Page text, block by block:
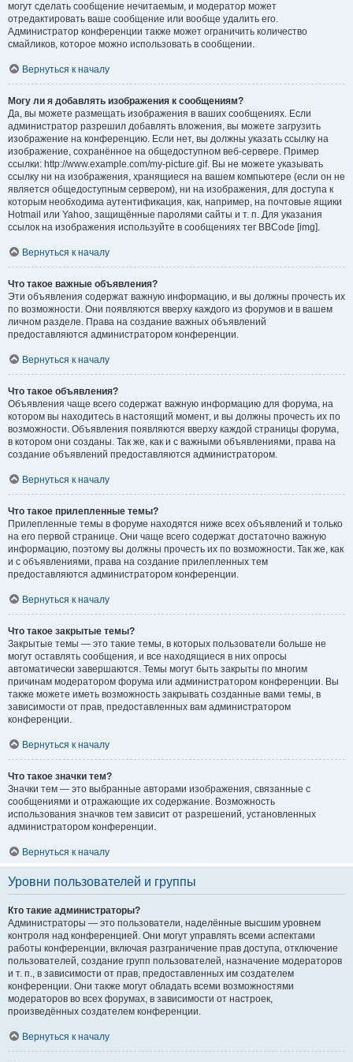
могут сделать сообщение нечитаемым, и модератор может
отредактировать ваше сообщение или вообще удалить его.
Администратор конференции также может ограничить количество
смайликов, которое можно использовать в сообщении.
Вернуться к началу
Могу ли я добавлять изображения к сообщениям?
Да, вы можете размещать изображения в ваших сообщениях. Если
администратор разрешил добавлять вложения, вы можете загрузить
изображение на конференцию. Если нет, вы должны указать ссылку на
изображение, сохранённое на общедоступном веб-сервере. Пример
ссылки: http://www.example.com/my-picture.gif. Вы не можете указывать
ссылку ни на изображения, хранящиеся на вашем компьютере (если он не
является общедоступным сервером), ни на изображения, для доступа к
которым необходима аутентификация, как, например, на почтовые ящики
Hotmail или Yahoo, защищённые паролями сайты и т. п. Для указания
ссылок на изображения используйте в сообщениях тег BBCode [img].
Вернуться к началу
Что такое важные объявления?
Эти объявления содержат важную информацию, и вы должны прочесть их
по возможности. Они появляются вверху каждого из форумов и в вашем
личном разделе. Права на создание важных объявлений
предоставляются администратором конференции.
Вернуться к началу
Что такое объявления?
Объявления чаще всего содержат важную информацию для форума, на
котором вы находитесь в настоящий момент, и вы должны прочесть их по
возможности. Объявления появляются вверху каждой страницы форума,
в котором они созданы. Так же, как и с важными объявлениями, права на
создание объявлений предоставляются администратором.
Вернуться к началу
Что такое прилепленные темы?
Прилепленные темы в форуме находятся ниже всех объявлений и только
на его первой странице. Они чаще всего содержат достаточно важную
информацию, поэтому вы должны прочесть их по возможности. Так же, как
и с объявлениями, права на создание прилепленных тем
предоставляются администратором конференции.
Вернуться к началу
Что такое закрытые темы?
Закрытые темы — это такие темы, в которых пользователи больше не
могут оставлять сообщения, и все находящиеся в них опросы
автоматически завершаются. Темы могут быть закрыты по многим
причинам модератором форума или администратором конференции. Вы
также можете иметь возможность закрывать созданные вами темы, в
зависимости от прав, предоставленных вам администратором
конференции.
Вернуться к началу
Что такое значки тем?
Значки тем — это выбранные авторами изображения, связанные с
сообщениями и отражающие их содержание. Возможность
использования значков тем зависит от разрешений, установленных
администратором конференции.
Вернуться к началу
Уровни пользователей и группы
Кто такие администраторы?
Администраторы — это пользователи, наделённые высшим уровнем
контроля над конференцией. Они могут управлять всеми аспектами
работы конференции, включая разграничение прав доступа, отключение
пользователей, создание групп пользователей, назначение модераторов
и т. п., в зависимости от прав, предоставленных им создателем
конференции. Они также могут обладать всеми возможностями
модераторов во всех форумах, в зависимости от настроек,
произведённых создателем конференции.
Вернуться к началу